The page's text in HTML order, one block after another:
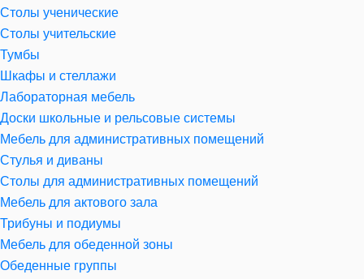
Столы ученические
Столы учительские
Тумбы
Шкафы и стеллажи
Лабораторная мебель
Доски школьные и рельсовые системы
Мебель для административных помещений
Стулья и диваны
Столы для административных помещений
Мебель для актового зала
Трибуны и подиумы
Мебель для обеденной зоны
Обеденные группы